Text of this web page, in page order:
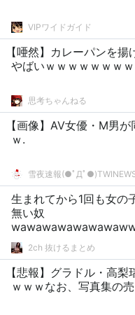
VIPワイドガイド
【唖然】カレーパンを
やばいｗｗｗｗｗｗｗ
思考ちゃんねる
【画像】AV女優・M男
ｗ.
雪夜速報(●ﾟДﾟ
生まれてから1回も女の
無い奴
awawawa
2ch 抜けるまとめ
【悲報】グラドル・高
ｗｗｗなお、写真集の